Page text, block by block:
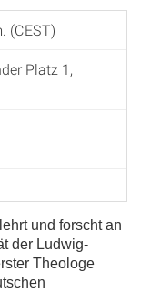
(CEST)
Platz 1,
und forscht an
der Ludwig-
Theologe